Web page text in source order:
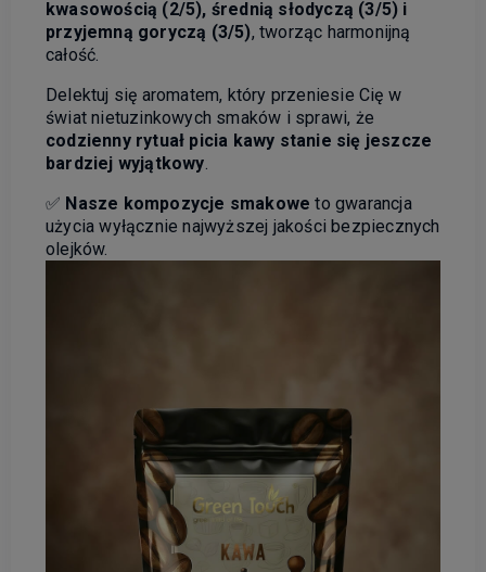
kwasowością (2/5), średnią słodyczą (3/5) i
przyjemną goryczą (3/5), tworząc harmonijną
całość.
Delektuj się aromatem, który przeniesie Cię w
świat nietuzinkowych smaków i sprawi, że
codzienny rytuał picia kawy stanie się jeszcze
bardziej wyjątkowy.
✅ Nasze kompozycje smakowe to gwarancja
użycia wyłącznie najwyższej jakości bezpiecznych
olejków.